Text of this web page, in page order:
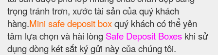
trọng tránh trơn, xước tài sản của quý khách
hàng.Mini safe deposit boxquý khách có thể yên
tâm lựa chọn và hài lòng Safe Deposit Boxes khi sử
dụng dòng két sắt ký gửi này của chúng tôi.